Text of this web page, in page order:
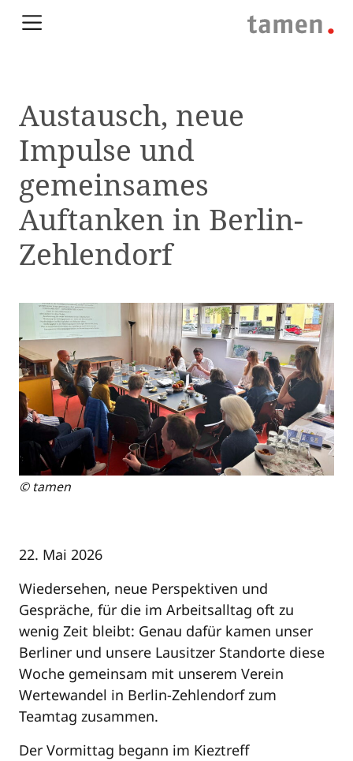
Austausch, neue
Impulse und
gemeinsames
Auftanken in Berlin-
Zehlendorf
© tamen
22. Mai 2026
Wiedersehen, neue Perspektiven und
Gespräche, für die im Arbeitsalltag oft zu
wenig Zeit bleibt: Genau dafür kamen unser
Berliner und unsere Lausitzer Standorte diese
Woche gemeinsam mit unserem Verein
Wertewandel in Berlin-Zehlendorf zum
Teamtag zusammen.
Der Vormittag begann im Kieztreff